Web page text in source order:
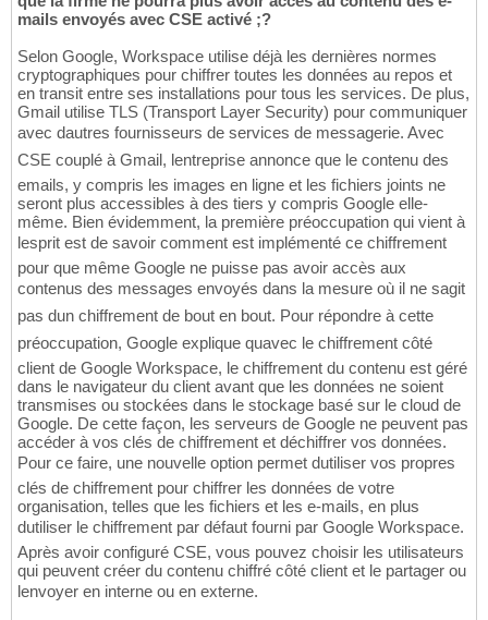
mails envoyés avec CSE activé ;?
Selon Google, Workspace utilise déjà les dernières normes
cryptographiques pour chiffrer toutes les données au repos et
en transit entre ses installations pour tous les services. De plus,
Gmail utilise TLS (Transport Layer Security) pour communiquer
avec dautres fournisseurs de services de messagerie. Avec
CSE couplé à Gmail, lentreprise annonce que le contenu des
emails, y compris les images en ligne et les fichiers joints ne
seront plus accessibles à des tiers y compris Google elle-
même. Bien évidemment, la première préoccupation qui vient à
lesprit est de savoir comment est implémenté ce chiffrement
pour que même Google ne puisse pas avoir accès aux
contenus des messages envoyés dans la mesure où il ne sagit
pas dun chiffrement de bout en bout. Pour répondre à cette
préoccupation, Google explique quavec le chiffrement côté
client de Google Workspace, le chiffrement du contenu est géré
dans le navigateur du client avant que les données ne soient
transmises ou stockées dans le stockage basé sur le cloud de
Google. De cette façon, les serveurs de Google ne peuvent pas
accéder à vos clés de chiffrement et déchiffrer vos données.
Pour ce faire, une nouvelle option permet dutiliser vos propres
clés de chiffrement pour chiffrer les données de votre
organisation, telles que les fichiers et les e-mails, en plus
dutiliser le chiffrement par défaut fourni par Google Workspace.
Après avoir configuré CSE, vous pouvez choisir les utilisateurs
qui peuvent créer du contenu chiffré côté client et le partager ou
lenvoyer en interne ou en externe.